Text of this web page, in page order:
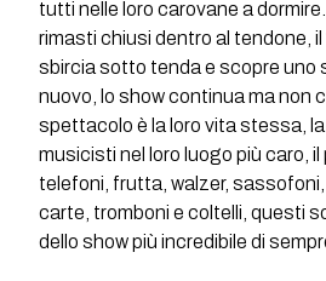
tutti nelle loro carovane a
rimasti chiusi dentro al tendone, il
sbircia sotto tenda e scopre
nuovo, lo show continua ma non
spettacolo è la loro vita stessa,
musicisti nel loro luogo più caro, il
telefoni, frutta, walzer, sassofoni,
carte, tromboni e coltelli, questi
dello show più incredibile di